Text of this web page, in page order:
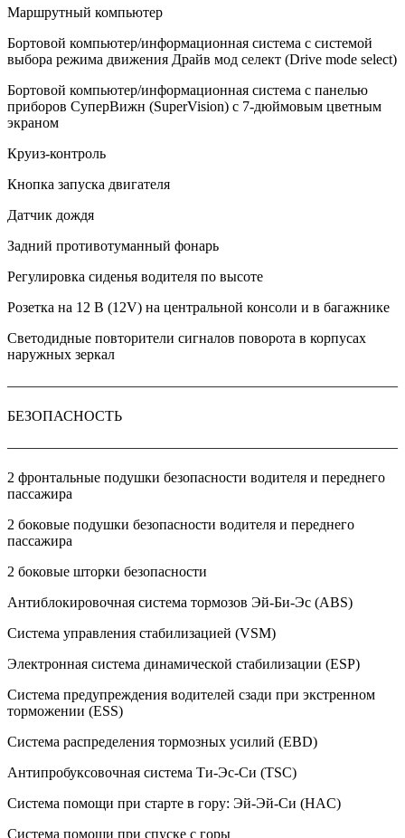
Маршрутный компьютер
Бортовой компьютер/информационная система с системой
выбора режима движения Драйв мод селект (Drive mode select)
Бортовой компьютер/информационная система с панелью
приборов СуперВижн (SuperVision) с 7-дюймовым цветным
экраном
Круиз-контроль
Кнопка запуска двигателя
Датчик дождя
Задний противотуманный фонарь
Регулировка сиденья водителя по высоте
Розетка на 12 В (12V) на центральной консоли и в багажнике
Светодидные повторители сигналов поворота в корпусах
наружных зеркал
———————————————————————————
БЕЗОПАСНОСТЬ
———————————————————————————
2 фронтальные подушки безопасности водителя и переднего
пассажира
2 боковые подушки безопасности водителя и переднего
пассажира
2 боковые шторки безопасности
Антиблокировочная система тормозов Эй-Би-Эс (ABS)
Система управления стабилизацией (VSM)
Электронная система динамической стабилизации (ESP)
Система предупреждения водителей сзади при экстренном
торможении (ESS)
Система распределения тормозных усилий (EBD)
Антипробуксовочная система Ти-Эс-Си (TSC)
Система помощи при старте в гору: Эй-Эй-Си (HAC)
Система помощи при спуске с горы